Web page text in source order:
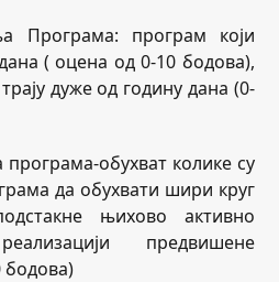
Програма: програм који
( оцена од 0-10 бодова),
дуже од годину дана (0-
програма-обухват колике су
да обухвати шири круг
њихово активно
предвишене